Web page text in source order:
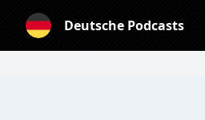
Deutsche Podcasts